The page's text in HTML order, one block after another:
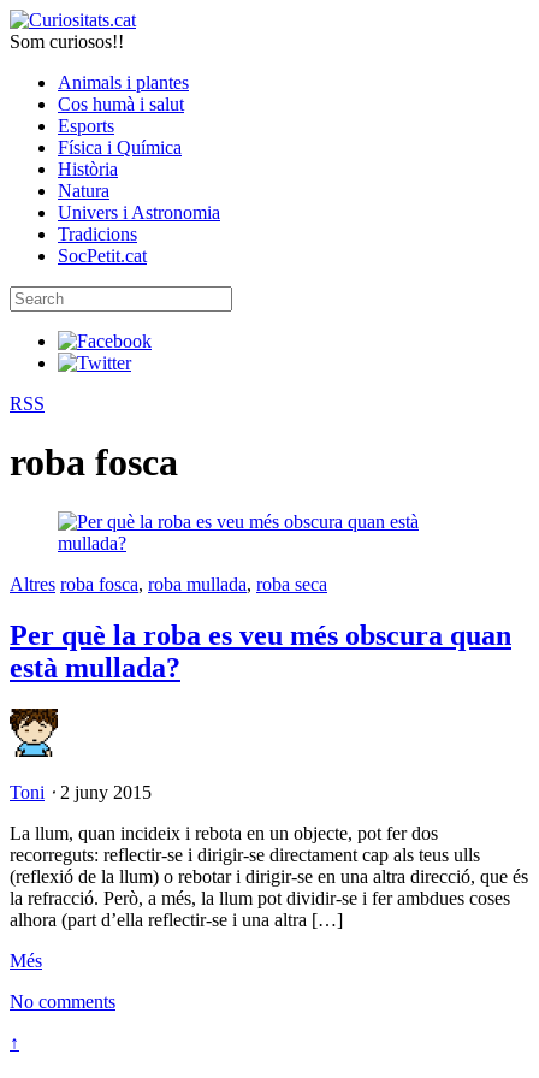
Som curiosos!!
Animals i plantes
Cos humà i salut
Esports
Física i Química
Història
Natura
Univers i Astronomia
Tradicions
SocPetit.cat
RSS
roba fosca
Altres roba fosca, roba mullada, roba seca
Per què la roba es veu més obscura quan
està mullada?
Toni ⋅ 2 juny 2015
La llum, quan incideix i rebota en un objecte, pot fer dos
recorreguts: reflectir-se i dirigir-se directament cap als teus ulls
(reflexió de la llum) o rebotar i dirigir-se en una altra direcció, que és
la refracció. Però, a més, la llum pot dividir-se i fer ambdues coses
alhora (part d’ella reflectir-se i una altra […]
Més
No comments
↑